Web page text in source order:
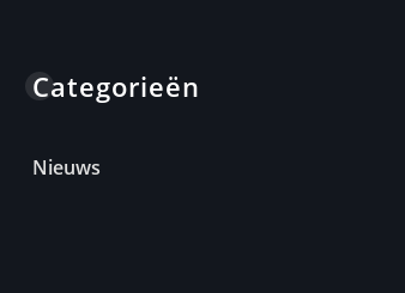
Categorieën
Nieuws